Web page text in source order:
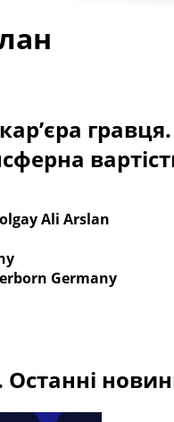
Ліга
Турнирні таблиці
УЄФА
УЄФА
Ali Arslan
Germany